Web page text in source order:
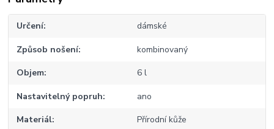
Určení dámské
Způsob nošení kombinovaný
Objem 6 l
Nastavitelný popruh ano
Materiál Přírodní kůže